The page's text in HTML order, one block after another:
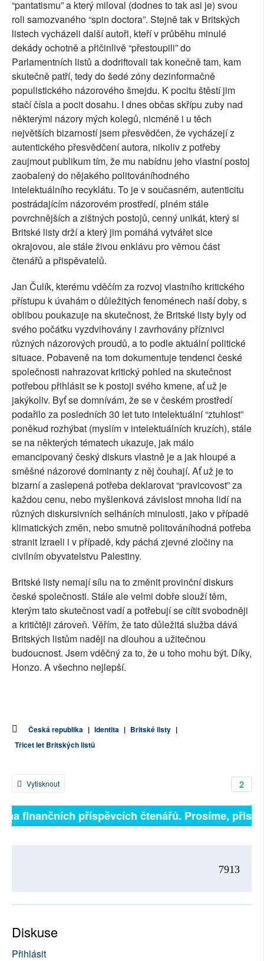
“pantatismu” a který miloval (dodnes to tak asi je) svou
roli samozvaného “spin doctora”. Stejně tak v Britských
listech vycházeli další autoři, kteří v průběhu minulé
dekády ochotně a přičinlivě “přestoupili” do
Parlamentních listů a dodriftovali tak konečně tam, kam
skutečně patří, tedy do šedé zóny dezinformačně
populistického názorového šmejdu. K pocitu štěstí jim
stačí čísla a pocit dosahu. I dnes občas skřípu zuby nad
některými názory mých kolegů, nicméně i u těch
největších bizarností jsem přesvědčen, že vycházejí z
autentického přesvědčení autora, nikoliv z potřeby
zaujmout publikum tím, že mu nabídnu jeho vlastní postoj
zaobalený do nějakého politováníhodného
intelektuálního recyklátu. To je v současném, autenticitu
postrádajícím názorovém prostředí, plném stále
povrchnějších a zištných postojů, cenný unikát, který si
Britské listy drží a který jim pomáhá vytvářet sice
okrajovou, ale stále živou enklávu pro věrnou část
čtenářů a přispěvatelů.
Jan Čulík, kterému vděčím za rozvoj vlastního kritického
přístupu k úvahám o důležitých fenoménech naší doby, s
oblibou poukazuje na skutečnost, že Britské listy byly od
svého počátku vyzdvihovány i zavrhovány příznivci
různých názorových proudů, a to podle aktuální politické
situace. Pobaveně na tom dokumentuje tendenci české
společnosti nahrazovat kritický pohled na skutečnost
potřebou přihlásit se k postoji svého kmene, ať už je
jakýkoliv. Byť se domnívám, že se v českém prostředí
podařilo za posledních 30 let tuto intelektuální “ztuhlost”
poněkud rozhýbat (myslím v intelektuálních kruzích), stále
se na některých tématech ukazuje, jak málo
emancipovaný český diskurs vlastně je a jak hloupé a
směšné názorové dominanty z něj čouhají. Ať už je to
bizarní a zaslepená potřeba deklarovat “pravicovost” za
každou cenu, nebo myšlenková závislost mnoha lidí na
různých diskursivních selháních minulosti, jako v případě
klimatických změn, nebo smutně politováníhodná potřeba
stranit Izraeli i v případě, kdy páchá zjevné zločiny na
civilním obyvatelstvu Palestiny.
Britské listy nemají sílu na to změnit provinční diskurs
české společnosti. Stále ale velmi dobře slouží těm,
kterým tato skutečnost vadí a potřebují se cítit svobodněji
a kritičtěji zároveň. Věřím, že tato důležitá služba dává
Britských listům naději na dlouhou a užitečnou
budoucnost. Jsem vděčný za to, že u toho mohu být. Díky,
Honzo. A všechno nejlepší.
Česká republika | Identita | Britské listy |
Třicet let Britských listů
2
Vytisknout
finančních příspěvcích čtenářů. Prosíme,
7913
Diskuse
Přihlásit